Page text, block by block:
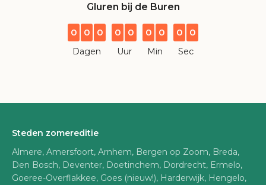
Gluren bij de Buren
0 0 0
Dagen
0 0
Uur
0 0
Min
0 0
Sec
Steden zomereditie
Almere, Amersfoort, Arnhem, Bergen op Zoom, Breda,
Den Bosch, Deventer, Doetinchem, Dordrecht, Ermelo,
Goeree-Overflakkee, Goes (nieuw!), Harderwijk, Hengelo,